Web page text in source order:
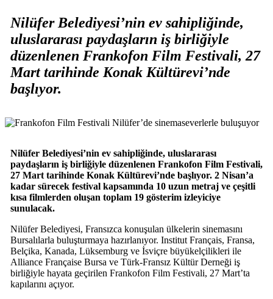
Nilüfer Belediyesi’nin ev sahipliğinde,
uluslararası paydaşların iş birliğiyle
düzenlenen Frankofon Film Festivali, 27
Mart tarihinde Konak Kültürevi’nde
başlıyor.
Nilüfer Belediyesi’nin ev sahipliğinde, uluslararası
paydaşların iş birliğiyle düzenlenen Frankofon Film Festivali,
27 Mart tarihinde Konak Kültürevi’nde başlıyor. 2 Nisan’a
kadar sürecek festival kapsamında 10 uzun metraj ve çeşitli
kısa filmlerden oluşan toplam 19 gösterim izleyiciye
sunulacak.
Nilüfer Belediyesi, Fransızca konuşulan ülkelerin sinemasını
Bursalılarla buluşturmaya hazırlanıyor. Institut Français, Fransa,
Belçika, Kanada, Lüksemburg ve İsviçre büyükelçilikleri ile
Alliance Française Bursa ve Türk-Fransız Kültür Derneği iş
birliğiyle hayata geçirilen Frankofon Film Festivali, 27 Mart’ta
kapılarını açıyor.